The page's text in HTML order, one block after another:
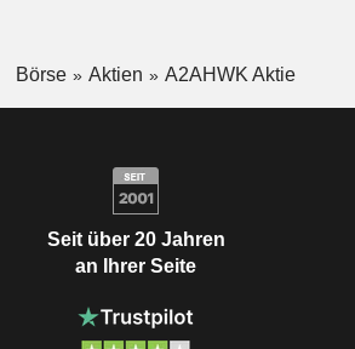
Börse Aktien A2AHWK Aktie
Seit über 20 Jahren
an Ihrer Seite